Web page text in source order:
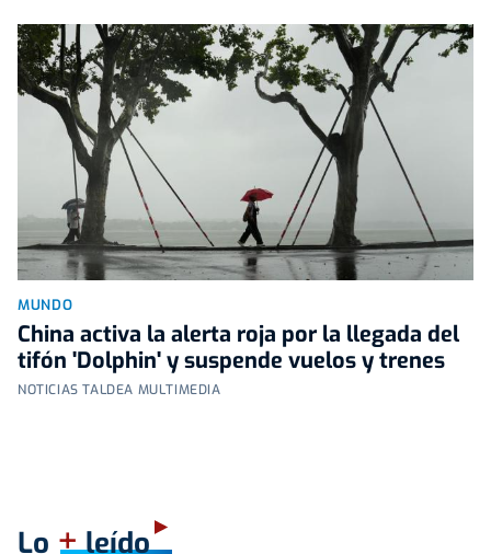
MUNDO
China activa la alerta roja por la llegada del
tifón 'Dolphin' y suspende vuelos y trenes
NOTICIAS TALDEA MULTIMEDIA
Lo +leído